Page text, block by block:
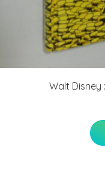
Walt Disney